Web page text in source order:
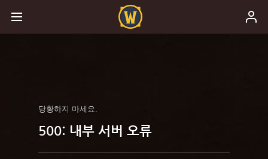
당황하지 마세요.
500: 내부 서버 오류